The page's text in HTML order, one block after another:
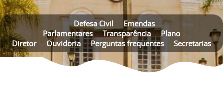
Defesa Civil
Emendas
Parlamentares
Transparência
Plano
Diretor
Ouvidoria Perguntas frequentes Secretarias